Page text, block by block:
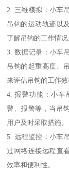
2. 三维模拟：小车
吊钩的运动轨迹以
了解吊钩的工作情况
3. 数据记录：小车
吊钩的起重高度、
来评估吊钩的工作效
4. 报警功能：小车
警、报警等，当吊
用户及时采取措施。
5. 远程监控：小车
过网络连接远程查
效率和便利性。